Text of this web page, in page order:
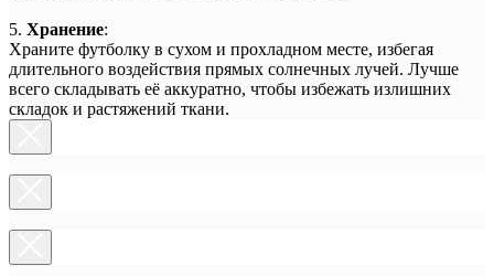
5. Хранение:
Храните футболку в сухом и прохладном месте, избегая
длительного воздействия прямых солнечных лучей. Лучше
всего складывать её аккуратно, чтобы избежать излишних
складок и растяжений ткани.